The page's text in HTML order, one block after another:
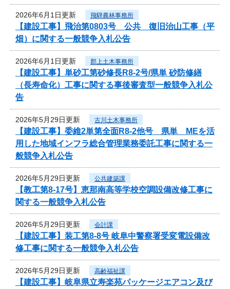
2026年6月1日更新 飛騨農林事務所
【建設工事】飛治第0803号 公共 復旧治山工事（平
畑）に関する一般競争入札公告
2026年6月1日更新 郡上土木事務所
【建設工事】単砂工第砂修長R8-2号/県単 砂防修繕
（長寿命化）工事に関する事後審査型一般競争入札公
告
2026年5月29日更新 古川土木事務所
【建設工事】委維2単第全面R8-2他号 県単 MEを活
用した地域インフラ総合管理業務委託工事に関する一
般競争入札公告
2026年5月29日更新 公共建築課
【教工第8-17号】恵那南高等学校空調設備改修工事に
関する一般競争入札公告
2026年5月29日更新 会計課
【建設工事】装工第8-8号 岐阜中警察署受変電設備改
修工事に関する一般競争入札公告
2026年5月29日更新 高齢福祉課
【建設工事】岐阜県立寿楽苑パッケージエアコン及び